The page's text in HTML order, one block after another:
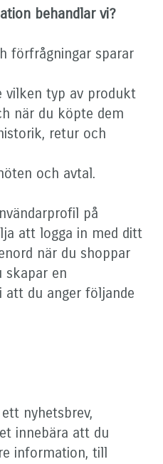
behandlar vi?
förfrågningar sparar
vilken typ av produkt
när du köpte dem
retur och
och avtal.
på
att logga in med ditt
när du shoppar
skapar en
att du anger följande
nyhetsbrev,
innebära att du
information, till